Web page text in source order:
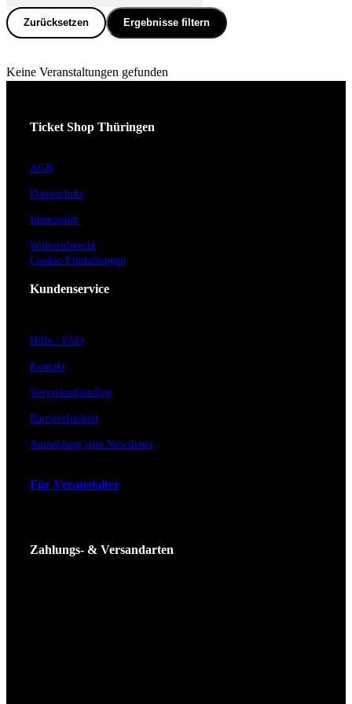
Zurücksetzen Ergebnisse filtern
Keine Veranstaltungen gefunden
Ticket Shop Thüringen
AGB
Datenschutz
Impressum
Widerrufsrecht
Cookie-Einstellungen
Kundenservice
Hilfe / FAQ
Kontakt
Vorverkaufsstellen
Barrierefreiheit
Anmeldung zum Newsletter
Für Veranstalter
Zahlungs- & Versandarten